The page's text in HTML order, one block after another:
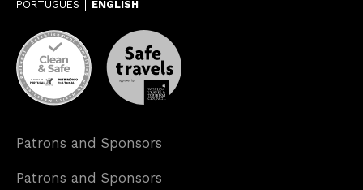
PORTUGUÊS ENGLISH
Patrons and Sponsors
Patrons and Sponsors